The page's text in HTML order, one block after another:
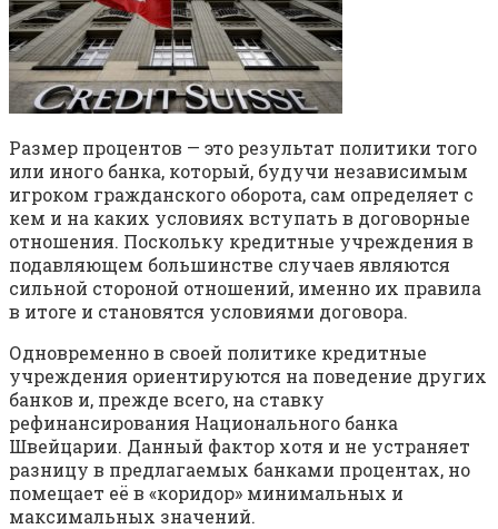
Размер процентов — это результат политики того
или иного банка, который, будучи независимым
игроком гражданского оборота, сам определяет с
кем и на каких условиях вступать в договорные
отношения. Поскольку кредитные учреждения в
подавляющем большинстве случаев являются
сильной стороной отношений, именно их правила
в итоге и становятся условиями договора.
Одновременно в своей политике кредитные
учреждения ориентируются на поведение других
банков и, прежде всего, на ставку
рефинансирования Национального банка
Швейцарии. Данный фактор хотя и не устраняет
разницу в предлагаемых банками процентах, но
помещает её в «коридор» минимальных и
максимальных значений.